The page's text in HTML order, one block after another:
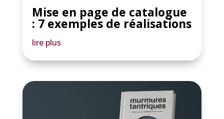
Mise en page de catalogue
: 7 exemples de réalisations
lire plus